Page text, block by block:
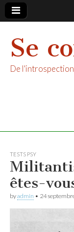
Se
De
TESTS PSY
êtes-
byadmin • 24